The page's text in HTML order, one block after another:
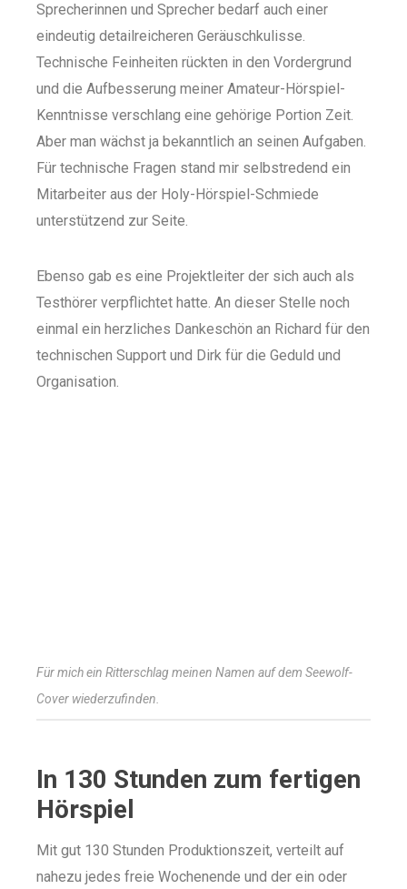
Sprecherinnen und Sprecher bedarf auch einer
eindeutig detailreicheren Geräuschkulisse.
Technische Feinheiten rückten in den Vordergrund
und die Aufbesserung meiner Amateur-Hörspiel-
Kenntnisse verschlang eine gehörige Portion Zeit.
Aber man wächst ja bekanntlich an seinen Aufgaben.
Für technische Fragen stand mir selbstredend ein
Mitarbeiter aus der Holy-Hörspiel-Schmiede
unterstützend zur Seite.
Ebenso gab es eine Projektleiter der sich auch als
Testhörer verpflichtet hatte. An dieser Stelle noch
einmal ein herzliches Dankeschön an Richard für den
technischen Support und Dirk für die Geduld und
Organisation.
Für mich ein Ritterschlag meinen Namen auf dem Seewolf-
Cover wiederzufinden.
In 130 Stunden zum fertigen
Hörspiel
Mit gut 130 Stunden Produktionszeit, verteilt auf
nahezu jedes freie Wochenende und der ein oder